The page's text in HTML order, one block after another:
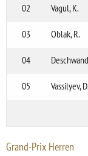
02 Vagul, K.
03 Oblak, R.
04
05 Vassilyev,
Grand-Prix Herren